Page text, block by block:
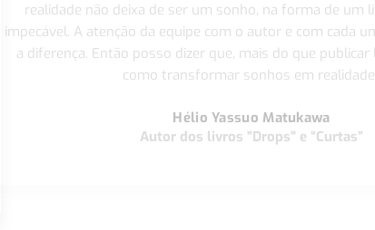
realidade não deixa de ser um sonho, na forma de um
impecável. A atenção da equipe com o autor e com cada
a diferença. Então posso dizer que, mais do que publicar
como transformar sonhos em
Hélio Yassuo Matukawa
Autor dos livros "Drops" e “Curtas”